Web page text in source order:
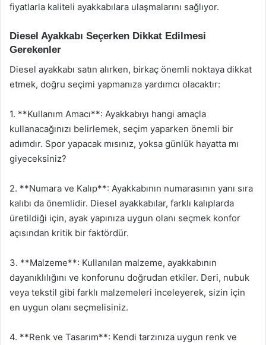
fiyatlarla kaliteli ayakkabılara ulaşmalarını sağlıyor.
Diesel Ayakkabı Seçerken Dikkat Edilmesi
Gerekenler
Diesel ayakkabı satın alırken, birkaç önemli noktaya dikkat
etmek, doğru seçimi yapmanıza yardımcı olacaktır:
1. **Kullanım Amacı**: Ayakkabıyı hangi amaçla
kullanacağınızı belirlemek, seçim yaparken önemli bir
adımdır. Spor yapacak mısınız, yoksa günlük hayatta mı
giyeceksiniz?
2. **Numara ve Kalıp**: Ayakkabının numarasının yanı sıra
kalıbı da önemlidir. Diesel ayakkabılar, farklı kalıplarda
üretildiği için, ayak yapınıza uygun olanı seçmek konfor
açısından kritik bir faktördür.
3. **Malzeme**: Kullanılan malzeme, ayakkabının
dayanıklılığını ve konforunu doğrudan etkiler. Deri, nubuk
veya tekstil gibi farklı malzemeleri inceleyerek, sizin için
en uygun olanı seçmelisiniz.
4. **Renk ve Tasarım**: Kendi tarzınıza uygun renk ve